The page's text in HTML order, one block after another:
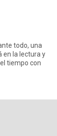
todo, una
en la lectura y
tiempo con